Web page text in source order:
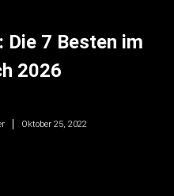
Die 7 Besten im
2026
Oktober 25, 2022